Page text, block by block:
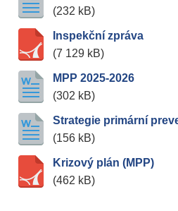
(232 kB)
Inspekční zpráva
(7 129 kB)
MPP 2025-2026
(302 kB)
Strategie primární
(156 kB)
Krizový plán (MPP)
(462 kB)